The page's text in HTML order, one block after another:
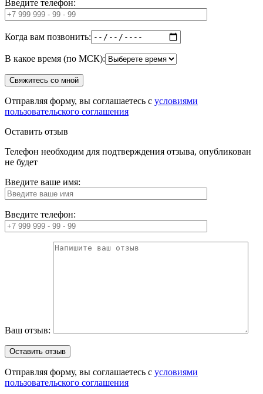
Введите телефон:
Когда вам позвонить:
В какое время (по МСК):
Отправляя форму, вы соглашаетесь с условиями
пользовательского соглашения
Оставить отзыв
Телефон необходим для подтверждения отзыва, опубликован
не будет
Введите ваше имя:
Введите телефон:
Ваш отзыв:
Отправляя форму, вы соглашаетесь с условиями
пользовательского соглашения